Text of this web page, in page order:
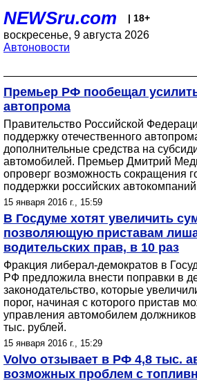
NEWSru.com | 18+
воскресенье, 9 августа 2026
Автоновости
Премьер РФ пообещал
автопрома
Правительство Российской
поддержку отечественного
дополнительные средства на
автомобилей. Премьер Дмитрий
опроверг возможность сокращения
поддержки российских
15 января 2016 г., 15:59
В Госдуме хотят увеличить
позволяющую приставам
водительских прав, в 10 раз
Фракция либерал-демократов в
РФ предложила внести поправки в
законодательство, которые
порог, начиная с которого пристав
управления автомобилем
тыс. рублей.
15 января 2016 г., 15:29
Volvo отзывает в РФ 4,8 тыс.
возможных проблем с